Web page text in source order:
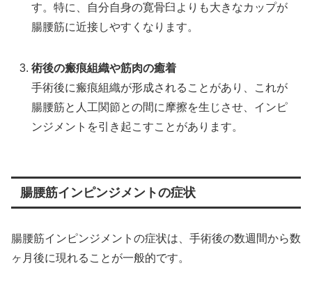
す。特に、自分自身の寛骨臼よりも大きなカップが
腸腰筋に近接しやすくなります。
術後の瘢痕組織や筋肉の癒着
手術後に瘢痕組織が形成されることがあり、これが
腸腰筋と人工関節との間に摩擦を生じさせ、インピ
ンジメントを引き起こすことがあります。
腸腰筋インピンジメントの症状
腸腰筋インピンジメントの症状は、手術後の数週間から数
ヶ月後に現れることが一般的です。